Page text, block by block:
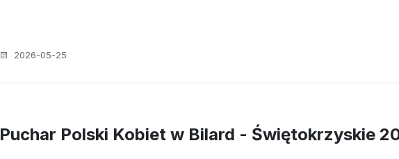
2026-05-25
Puchar Polski Kobiet w Bilard - Świętokrzyskie